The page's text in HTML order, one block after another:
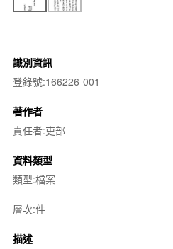
識別資訊
登錄號:166226-001
著作者
責任者:吏部
資料類型
類型:檔案
層次:件
描述